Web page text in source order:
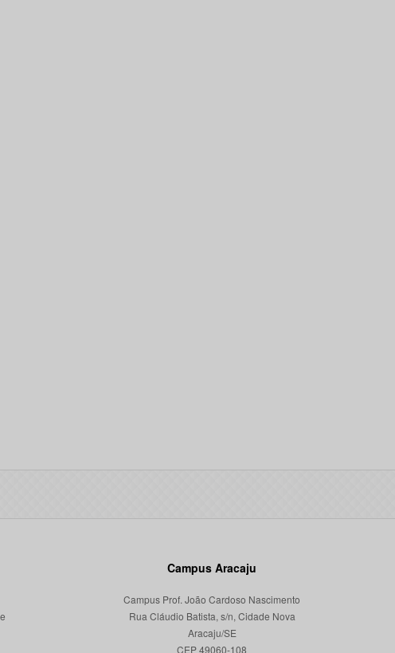
Campus Aracaju
Campus Prof. João Cardoso Nascimento
Rua Cláudio Batista, s/n, Cidade Nova
Aracaju/SE
CEP 49060-108